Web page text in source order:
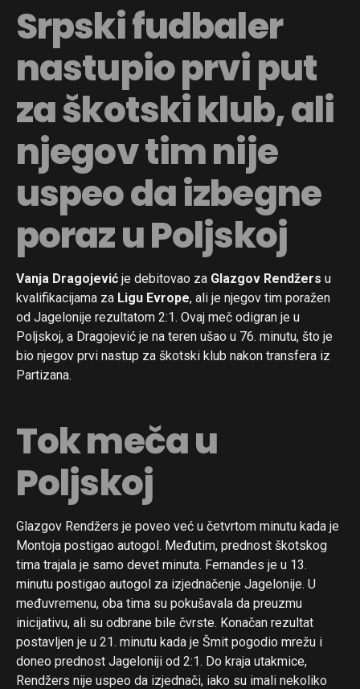
Srpski fudbaler
nastupio prvi put
za škotski klub, ali
njegov tim nije
uspeo da izbegne
poraz u Poljskoj
Vanja Dragojević je debitovao za Glazgov Rendžers u
kvalifikacijama za Ligu Evrope, ali je njegov tim poražen
od Jagelonije rezultatom 2:1. Ovaj meč odigran je u
Poljskoj, a Dragojević je na teren ušao u 76. minutu, što je
bio njegov prvi nastup za škotski klub nakon transfera iz
Partizana.
Tok meča u
Poljskoj
Glazgov Rendžers je poveo već u četvrtom minutu kada je
Montoja postigao autogol. Međutim, prednost škotskog
tima trajala je samo devet minuta. Fernandes je u 13.
minutu postigao autogol za izjednačenje Jagelonije. U
međuvremenu, oba tima su pokušavala da preuzmu
inicijativu, ali su odbrane bile čvrste. Konačan rezultat
postavljen je u 21. minutu kada je Šmit pogodio mrežu i
doneo prednost Jageloniji od 2:1. Do kraja utakmice,
Rendžers nije uspeo da izjednači, iako su imali nekoliko